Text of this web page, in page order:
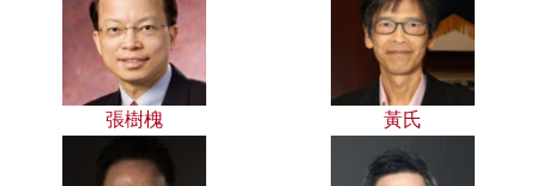
張樹槐 黃氏